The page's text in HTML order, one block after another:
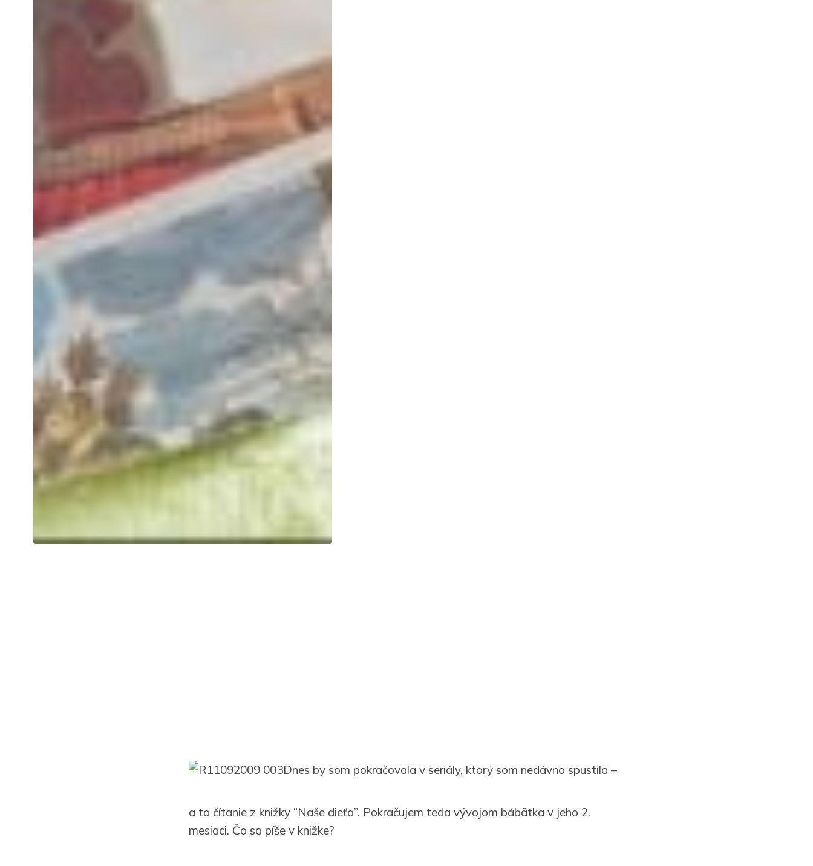
Dnes by som pokračovala v seriály, ktorý som nedávno spustila –
a to čítanie z knižky “Naše dieťa”. Pokračujem teda vývojom bábätka v jeho 2.
mesiaci. Čo sa píše v knižke?